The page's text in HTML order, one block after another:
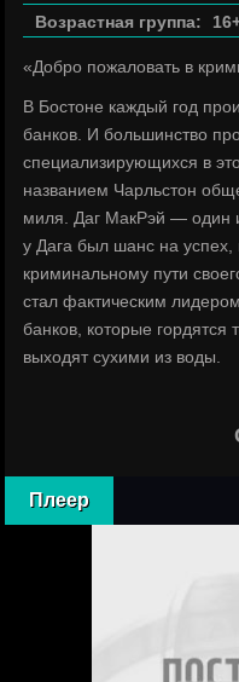
Возрастная группа:
«Добро пожаловать в
В Бостоне каждый год
банков. И большинство
специализирующихся в
названием Чарльстон
миля. Даг МакРэй — один
у Дага был шанс на
криминальному пути
стал фактическим
банков, которые гордятся
выходят сухими из воды.
Плеер